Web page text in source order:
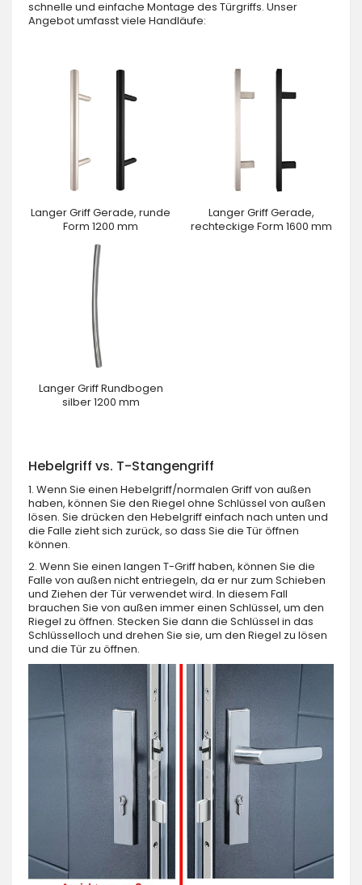
schnelle und einfache Montage des Türgriffs. Unser
Angebot umfasst viele Handläufe:
Langer Griff Gerade, runde
Form 1200 mm
Langer Griff Gerade,
rechteckige Form 1600 mm
Langer Griff Rundbogen
silber 1200 mm
Hebelgriff vs. T-Stangengriff
1. Wenn Sie einen Hebelgriff/normalen Griff von außen
haben, können Sie den Riegel ohne Schlüssel von außen
lösen. Sie drücken den Hebelgriff einfach nach unten und
die Falle zieht sich zurück, so dass Sie die Tür öffnen
können.
2. Wenn Sie einen langen T-Griff haben, können Sie die
Falle von außen nicht entriegeln, da er nur zum Schieben
und Ziehen der Tür verwendet wird. In diesem Fall
brauchen Sie von außen immer einen Schlüssel, um den
Riegel zu öffnen. Stecken Sie dann die Schlüssel in das
Schlüsselloch und drehen Sie sie, um den Riegel zu lösen
und die Tür zu öffnen.